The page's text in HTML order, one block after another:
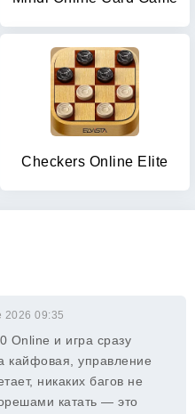
Checkers Online Elite
2026 09:35
Online и игра сразу
кайфовая, управление
никаких багов не
катать — это